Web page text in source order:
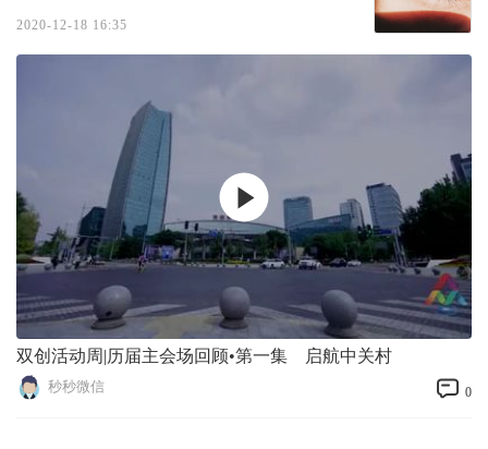
2020-12-18 16:35
双创活动周|历届主会场回顾•第一集 启航中关村
秒秒微信 0